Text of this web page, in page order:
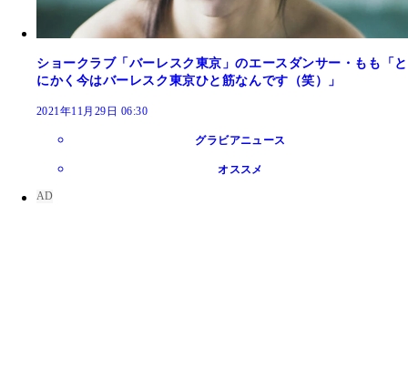
ショークラブ「バーレスク東京」のエースダンサー・もも「と
にかく今はバーレスク東京ひと筋なんです（笑）」
2021年11月29日 06:30
グラビアニュース
オススメ